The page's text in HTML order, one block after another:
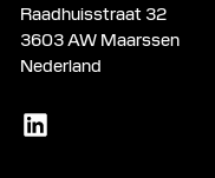
Raadhuisstraat 32
3603 AW Maarssen
Nederland